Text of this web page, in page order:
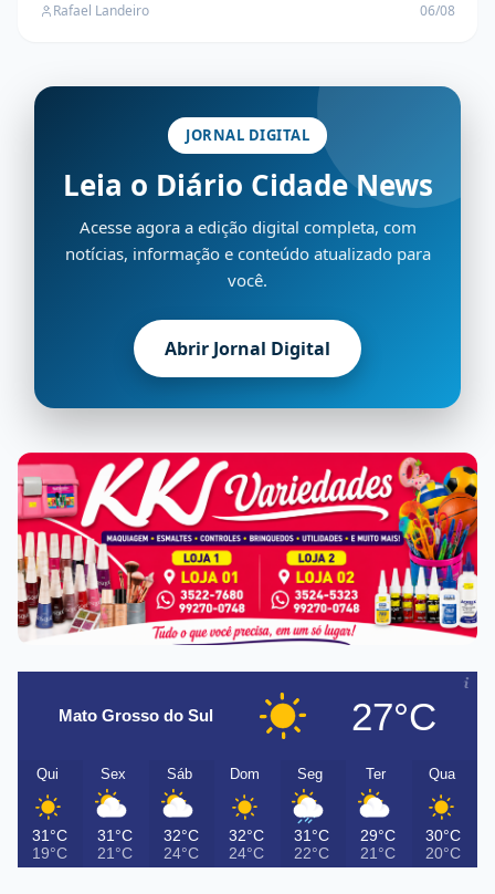
Rafael Landeiro 06/08
JORNAL DIGITAL
Leia o Diário Cidade News
Acesse agora a edição digital completa, com
notícias, informação e conteúdo atualizado para
você.
Abrir Jornal Digital
Mato Grosso do Sul 27°C
Qui
31°C
19°C
Sex
31°C
21°C
Sáb
32°C
24°C
Dom
32°C
24°C
Seg
31°C
22°C
Ter
29°C
21°C
Qua
30°C
20°C